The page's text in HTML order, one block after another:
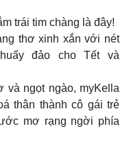
trái tim chàng là đây!
thơ xinh xắn với nét
đảo cho Tết và
và ngọt ngào, myKella
thân thành cô gái trẻ
mơ rạng ngời phía